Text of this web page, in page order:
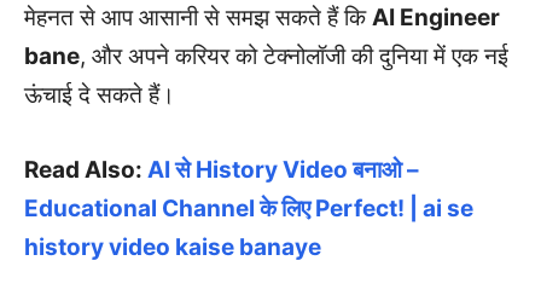
मेहनत से आप आसानी से समझ सकते हैं किAI Engineer
bane, और अपने करियर को टेक्नोलॉजी की दुनिया में एक नई
ऊंचाई दे सकते हैं।
Read Also: AI से History Video बनाओ –
Educational Channel के लिए Perfect! | ai se
history video kaise banaye